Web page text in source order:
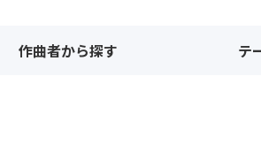
作曲者から探す テ